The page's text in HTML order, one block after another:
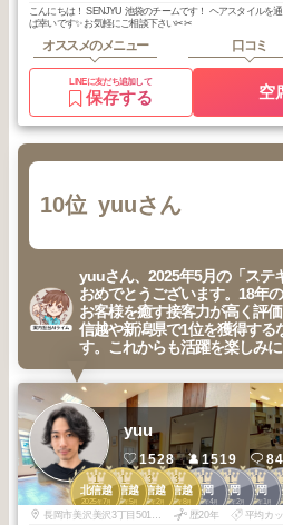
こんにちは！ SENJYU 池袋のチームです！ ヘアスタイルを
ば幸いです✨ お気軽にご相談下さい✂︎✂︎
オススメのメニュー 口コミ
LINEに友だち追加して
保存する 空
10位 yuuさん
yuuさん、2025年5月の「ステ
おめでとうございます。18年
お客様を癒す接客力が高く評
信越や新潟県で1位を獲得する
す。これからも活躍を楽しみ
1
北信越
2025年 7月
1
北信越
2025年 5月
3
北信越
2026年 2月
3
北信越
2025年 8月
1
長岡
2026年 4月
1
長岡
2026年 2月
1
長岡
2026年 1月2025
yuu
1528 1519 84
歴20年
平均カ